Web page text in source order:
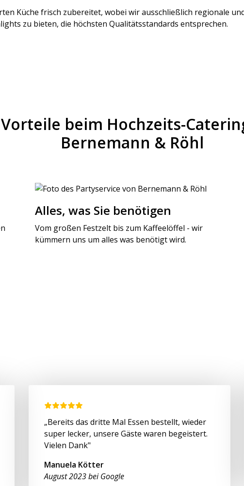
Küche frisch zubereitet, wobei wir ausschließlich regionale
zu bieten, die höchsten Qualitätsstandards entsprechen.
beim Hochzeits-
Bernemann & Röhl
Alles, was Sie benötigen
Vom großen Festzelt bis zum Kaffeelöffel - wir
kümmern uns um alles was benötigt wird.
„Bereits das dritte Mal Essen bestellt, wieder
super lecker, unsere Gäste waren begeistert.
Vielen Dank"
Manuela Kötter
August 2023 bei Google